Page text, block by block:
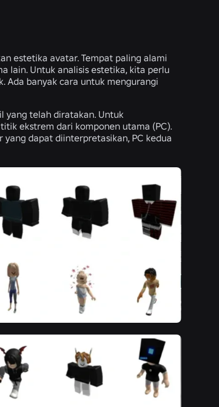
estetika avatar. Tempat paling alami
lain. Untuk analisis estetika, kita perlu
Ada banyak cara untuk mengurangi
yang telah diratakan. Untuk
ekstrem dari komponen utama (PC).
dapat diinterpretasikan, PC kedua